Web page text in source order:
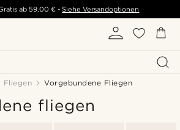
ab 59,00 € - Siehe Versandoptionen
Fliegen Vorgebundene Fliegen
fliegen